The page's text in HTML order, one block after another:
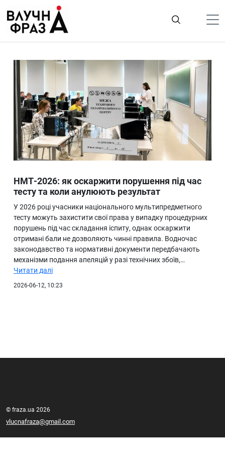
содержимому
Гроші
Життя
Лайфстайл
ТехноНаука
Людина
Ukraine
Про нас
НМТ-2026: як оскаржити порушення під час
тесту та коли анулюють результат
У 2026 році учасники національного мультипредметного
тесту можуть захистити свої права у випадку процедурних
порушень під час складання іспиту, однак оскаржити
отримані бали не дозволяють чинні правила. Водночас
законодавство та нормативні документи передбачають
механізми подання апеляцій у разі технічних збоїв,…
Читати далі
2026-06-12, 10:23
© fraza.ua 2026
vlucnafraza@gmail.com